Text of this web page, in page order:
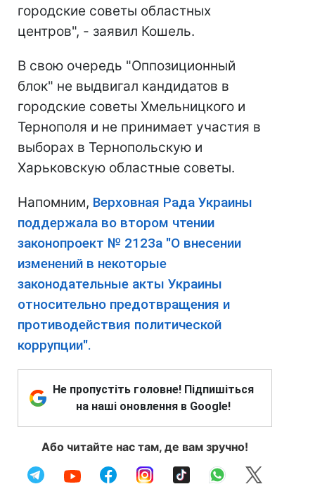
городские советы областных
центров", - заявил Кошель.
В свою очередь "Оппозиционный
блок" не выдвигал кандидатов в
городские советы Хмельницкого и
Тернополя и не принимает участия в
выборах в Тернопольскую и
Харьковскую областные советы.
Напомним, Верховная Рада Украины
поддержала во втором чтении
законопроект № 2123а "О внесении
изменений в некоторые
законодательные акты Украины
относительно предотвращения и
противодействия политической
коррупции".
Не пропустіть головне! Підпишіться
на наші оновлення в Google!
Або читайте нас там, де вам зручно!